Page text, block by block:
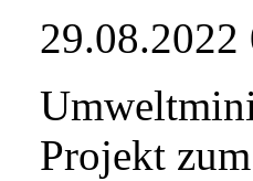
29.08.2022
Projekt